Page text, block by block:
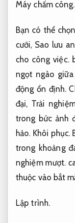
Máy chấm công.
Bạn có thể
cưới, Sao lưu
cho công việc.
ngọt ngào
động ổn định.
đại, Trải
trong bức ảnh
hảo. Khôi phục.
trong khoảng
nghiệm mượt.
thuộc vào bắt
Lập trình.